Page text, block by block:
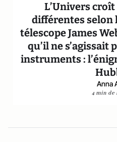
L’Univers croît
différentes selon
télescope James
qu’il ne s’agissait
instruments :
Anna
4 min de